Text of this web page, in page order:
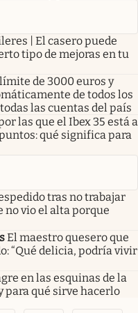
| El casero puede
tipo de mejoras en tu
de 3000 euros y
de todos los
las cuentas del país
las que el Ibex 35 está a
qué significa para
tras no trabajar
no vio el alta porque
El maestro quesero que
“Qué delicia, podría vivir
en las esquinas de la
para qué sirve hacerlo